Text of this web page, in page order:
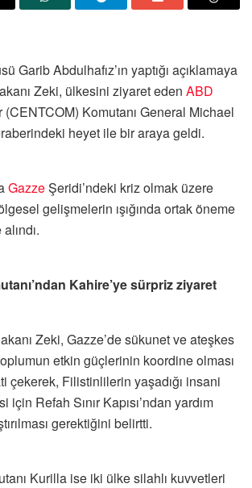
Garib Abdulhafız’ın yaptığı açıklamaya
Zeki, ülkesini ziyaret eden ABD
Komutanı General Michael
heyet ile bir araya geldi.
GazzeŞeridi’ndeki kriz olmak üzere
gelişmelerin ışığında ortak öneme
Kahire’ye sürpriz ziyaret
Zeki, Gazze’de sükunet ve ateşkes
etkin güçlerinin koordine olması
çekerek, Filistinlilerin yaşadığı insani
Refah Sınır Kapısı’ndan yardım
gerektiğini belirtti.
Kurilla ise iki ülke silahlı kuvvetleri